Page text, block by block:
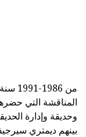
من
المناقشة التي